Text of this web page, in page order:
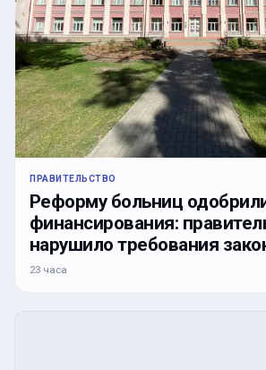
ПРАВИТЕЛЬСТВО
Реформу больниц
финансирования:
нарушило требования
23 часа